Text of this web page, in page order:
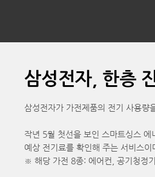
삼성전자, 한층
삼성전자가 가전제품의 전기 사용량
작년 5월 첫선을 보인 스마트싱스
예상 전기료를 확인해 주는 서비스이
※ 해당 가전 8종: 에어컨, 공기청정